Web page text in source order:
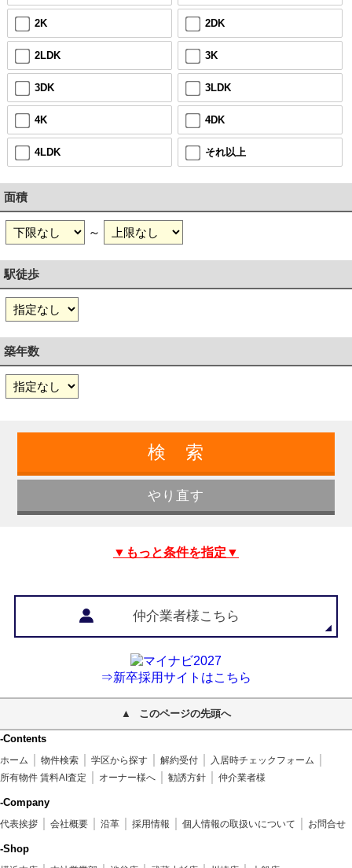
2K 2DK
2LDK 3K
3DK 3LDK
4K 4DK
4LDK それ以上
面積
～
駅徒歩
築年数
▼もっと条件を指定▼
仲介業者様こちら
⇒新卒採用サイトはこちら
このページの先頭へ
-Contents
ホーム 物件検索 学区から探す 解約受付
入居時チェックフォーム
所有物件 賃料AI査定
オーナー様へ 勧誘方針 仲介業者様
-Company
代表挨拶 会社概要 沿革 採用情報 個人情報の取扱いについて お問合せ
-Shop